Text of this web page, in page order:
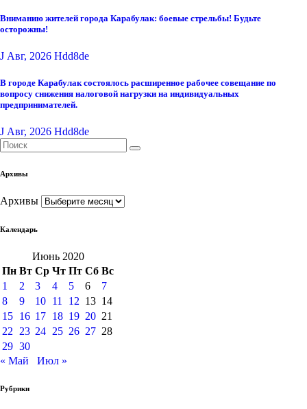
Вниманию жителей города Карабулак: боевые стрельбы! Будьте
осторожны!
J Авг, 2026 Hdd8de
В городе Карабулак состоялось расширенное рабочее совещание по
вопросу снижения налоговой нагрузки на индивидуальных
предпринимателей.
J Авг, 2026 Hdd8de
Архивы
Архивы
Календарь
Июнь 2020
Пн Вт Ср Чт Пт Сб Вс
1
2 3 4 5 6
7
8
9 10 11 12 13 14
15 16 17 18 19 20 21
22
23 24 25 26 27 28
29 30
« Май
Июл »
Рубрики